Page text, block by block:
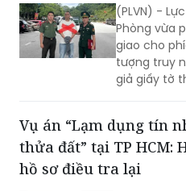
(PLVN) -
Phòng vừa
giao cho
tượng truy
giả giấy tờ
Vụ án “Lạm dụng tín
thửa đất” tại TP HCM:
hồ sơ điều tra lại